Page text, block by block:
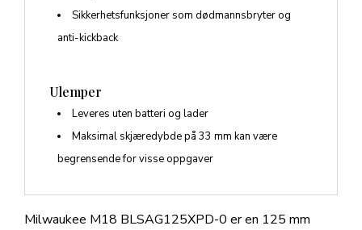
Milwaukee M18 BLSAG125XPD-0 er en 125 mm
Sikkerhetsfunksjoner som dødmannsbryter og
anti-kickback
Ulemper
Leveres uten batteri og lader
Maksimal skjæredybde på 33 mm kan være
begrensende for visse oppgaver